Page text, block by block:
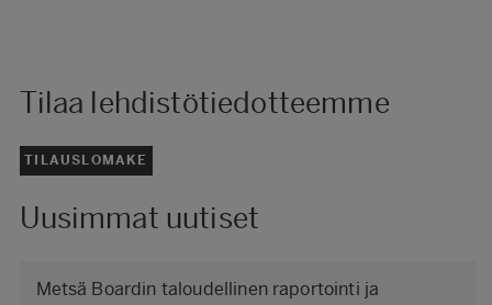
Tilaa lehdistötiedotteemme
TILAUSLOMAKE
Uusimmat uutiset
Metsä Boardin taloudellinen raportointi ja